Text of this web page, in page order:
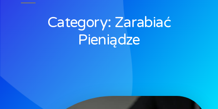
Category: Zarabiać
Pieniądze